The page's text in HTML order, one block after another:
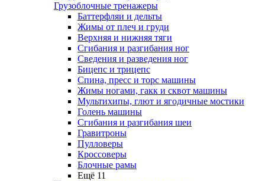
Грузоблочные тренажеры
Баттерфляи и дельты
Жимы от плеч и груди
Верхняя и нижняя тяги
Сгибания и разгибания ног
Сведения и разведения ног
Бицепс и трицепс
Спина, пресс и торс машины
Жимы ногами, гакк и сквот машины
Мультихипы, глют и ягодичные мостики
Голень машины
Сгибания и разгибания шеи
Гравитроны
Пулловеры
Кроссоверы
Блочные рамы
Ещё 11